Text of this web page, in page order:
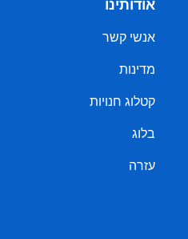
אודותינו
אנשי קשר
מדינות
קטלוג חנויות
בלוג
עזרה